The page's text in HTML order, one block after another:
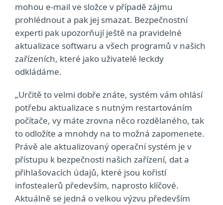
mohou e-mail ve složce v případě zájmu
prohlédnout a pak jej smazat. Bezpečnostní
experti pak upozorňují ještě na pravidelné
aktualizace softwaru a všech programů v našich
zařízeních, které jako uživatelé leckdy
odkládáme.
„Určitě to velmi dobře znáte, systém vám ohlásí
potřebu aktualizace s nutným restartováním
počítače, vy máte zrovna něco rozdělaného, tak
to odložíte a mnohdy na to možná zapomenete.
Právě ale aktualizovaný operační systém je v
přístupu k bezpečnosti našich zařízení, dat a
přihlašovacích údajů, které jsou kořistí
infostealerů především, naprosto klíčové.
Aktuálně se jedná o velkou výzvu především